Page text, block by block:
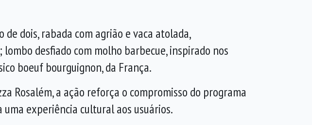
dois, rabada com agrião e vaca atolada,
desfiado com molho barbecue, inspirado nos
boeuf bourguignon, da França.
Rosalém, a ação reforça o compromisso do programa
experiência cultural aos usuários.